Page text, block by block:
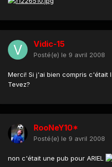
Vidic-15
Posté(e) le 9 avril 2008
Merci! Si j'ai bien compris c'était
Tevez?
RooNeY10*
Posté(e) le 9 avril 2008
non c'était une pub pour ARIEL